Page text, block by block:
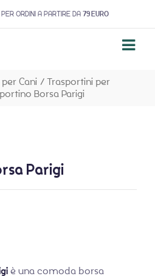
ORDINI A PARTIRE DA 79 EURO
Cani / Trasportini per
Borsa Parigi
Parigi
è una comoda borsa